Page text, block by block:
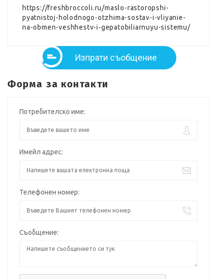
https://freshbroccoli.ru/maslo-rastoropshi-
pyatnistoj-holodnogo-otzhima-sostav-i-vliyanie-
na-obmen-veshhestv-i-gepatobiliarnuyu-sistemu/
Изпрати съобщение
Форма за контакти
Потребителско име:
Имейл адрес:
Телефонен номер:
Съобщение: